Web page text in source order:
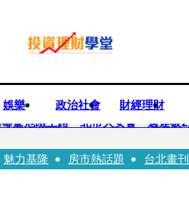
娛樂 政治社會 財經理財
駕危險上路 北市大安警一週連破2
文廷、FEniX夏浦洋組「神隊友
魅力基隆 房市熱話題 台北畫刊